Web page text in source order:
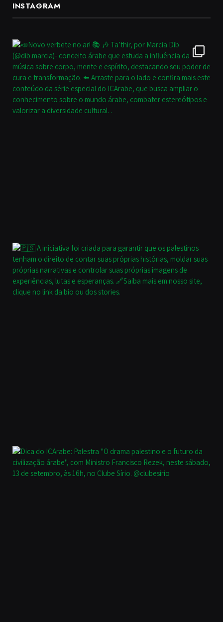
INSTAGRAM